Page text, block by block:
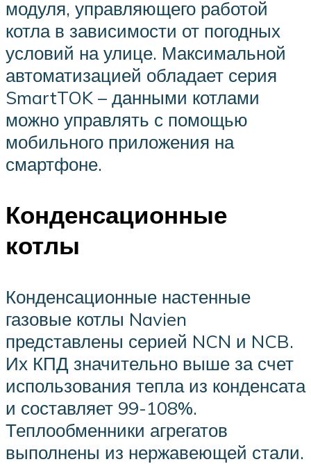
модуля, управляющего работой
котла в зависимости от погодных
условий на улице. Максимальной
автоматизацией обладает серия
SmartTOK – данными котлами
можно управлять с помощью
мобильного приложения на
смартфоне.
Конденсационные
котлы
Конденсационные настенные
газовые котлы Navien
представлены серией NCN и NCB.
Их КПД значительно выше за счет
использования тепла из конденсата
и составляет 99-108%.
Теплообменники агрегатов
выполнены из нержавеющей стали.